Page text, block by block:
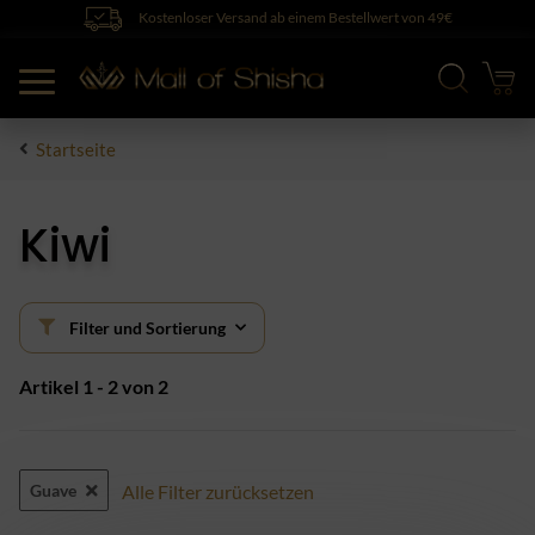
Kostenloser Versand ab einem Bestellwert von 49€
Startseite
Kiwi
Filter und Sortierung
Artikel 1 - 2 von 2
Guave Alle Filter zurücksetzen